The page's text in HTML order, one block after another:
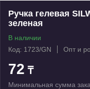
Ручка гелевая
зеленая
В наличии
Код: 1723/GN
Опт и
72 ₸
Минимальная сумма